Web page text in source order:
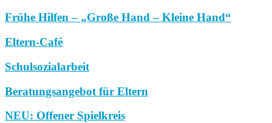
Frühe Hilfen – „Große Hand – Kleine Hand“
Eltern-Café
Schulsozialarbeit
Beratungsangebot für Eltern
NEU: Offener Spielkreis